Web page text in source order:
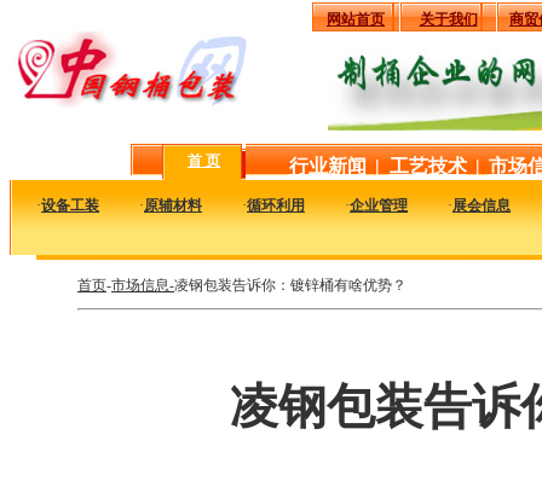
网站首页 关于我们 商贸
首 页 行业新闻 | 工艺技术 | 市场
·设备工装 ·原辅材料 ·循环利用 ·企业管理 ·展会信息
首页-市场信息-凌钢包装告诉你：镀锌桶有啥优势？
凌钢包装告诉